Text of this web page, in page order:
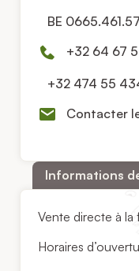
BE
+32 64 67
+32 474 55
Contacter
Informations
Vente directe à la
Horaires